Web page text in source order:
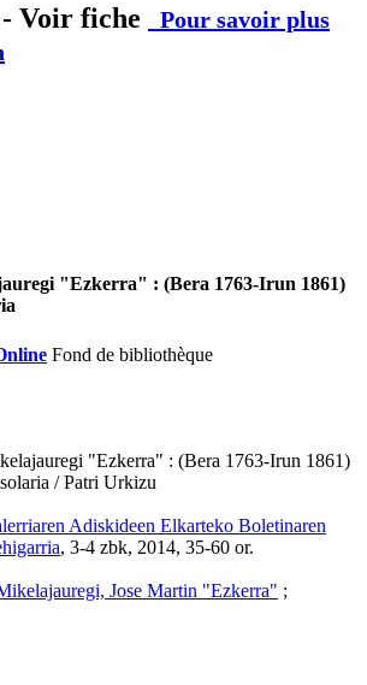
Voir fiche
Pour savoir plus
"Ezkerra" : (Bera 1763-Irun 1861)
Fond de bibliothèque
"Ezkerra" : (Bera 1763-Irun 1861)
/ Patri Urkizu
Adiskideen Elkarteko Boletinaren
, 3-4 zbk, 2014, 35-60 or.
Jose Martin "Ezkerra" ;